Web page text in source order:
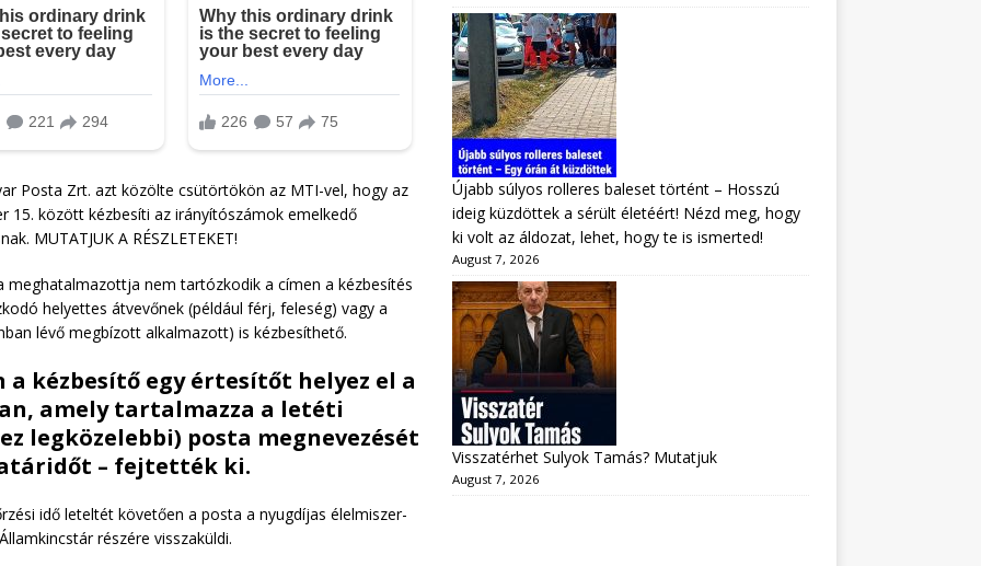
Posta Zrt. azt közölte csütörtökön az MTI-vel, hogy az
15. között kézbesíti az irányítószámok emelkedő
MUTATJUK A RÉSZLETEKET!
nem tartózkodik a címen a kézbesítés
helyettes átvevőnek (például férj, feleség) vagy a
lévő megbízott alkalmazott) is kézbesíthető.
kézbesítő egy értesítőt helyez el a
amely tartalmazza a letéti
legközelebbi) posta megnevezését
– fejtették ki.
idő leteltét követően a posta a nyugdíjas élelmiszer-
részére visszaküldi.
Újabb súlyos rolleres baleset történt – Hosszú
ideig küzdöttek a sérült életéért! Nézd meg, hogy
ki volt az áldozat, lehet, hogy te is ismerted!
August 7, 2026
Visszatérhet Sulyok Tamás? Mutatjuk
August 7, 2026